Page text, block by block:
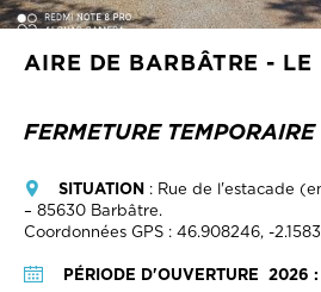
AIRE DE BARBÂTRE -
FERMETURE TEMPORAIRE
SITUATION: Rue de l'estacade
– 85630 Barbâtre.
Coordonnées GPS : 46.908246, -
PÉRIODE D'OUVERTURE 2026 :